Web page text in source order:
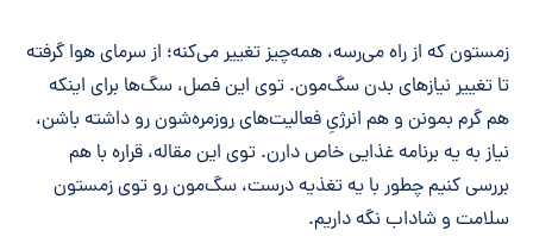
خلاصه مقاله
زمستون که از راه می‌رسه، همه‌چیز تغییر می‌کنه؛ از سرمای هوا گرفته
تا تغییر نیازهای بدن سگ‌مون. توی این فصل، سگ‌ها برای اینکه
هم گرم بمونن و هم انرژیِ فعالیت‌های روزمره‌شون رو داشته باشن،
نیاز به یه برنامه غذایی خاص دارن. توی این مقاله، قراره با هم
بررسی کنیم چطور با یه تغذیه درست، سگ‌مون رو توی زمستون
سلامت و شاداب نگه داریم.